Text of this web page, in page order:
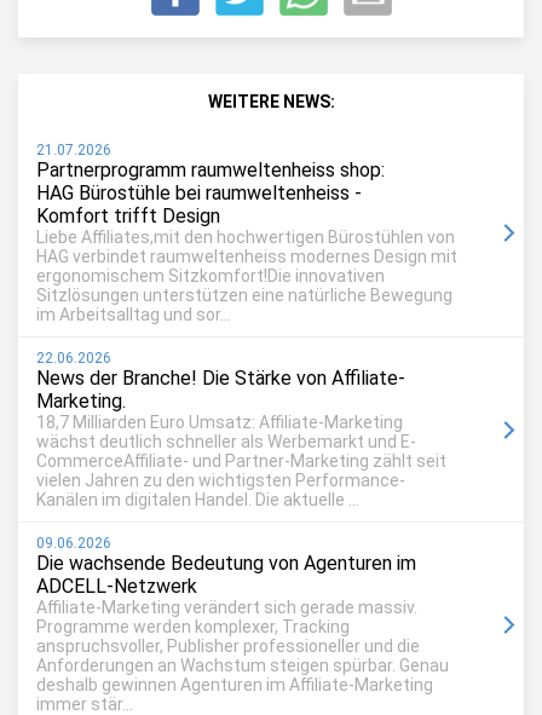
WEITERE NEWS:
21.07.2026
Partnerprogramm raumweltenheiss shop:
HAG Bürostühle bei raumweltenheiss -
Komfort trifft Design
Liebe Affiliates,mit den hochwertigen Bürostühlen von
HAG verbindet raumweltenheiss modernes Design mit
ergonomischem Sitzkomfort!Die innovativen
Sitzlösungen unterstützen eine natürliche Bewegung
im Arbeitsalltag und sor...
22.06.2026
News der Branche! Die Stärke von Affiliate-
Marketing.
18,7 Milliarden Euro Umsatz: Affiliate-Marketing
wächst deutlich schneller als Werbemarkt und E-
CommerceAffiliate- und Partner-Marketing zählt seit
vielen Jahren zu den wichtigsten Performance-
Kanälen im digitalen Handel. Die aktuelle ...
09.06.2026
Die wachsende Bedeutung von Agenturen im
ADCELL-Netzwerk
Affiliate-Marketing verändert sich gerade massiv.
Programme werden komplexer, Tracking
anspruchsvoller, Publisher professioneller und die
Anforderungen an Wachstum steigen spürbar. Genau
deshalb gewinnen Agenturen im Affiliate-Marketing
immer stär...